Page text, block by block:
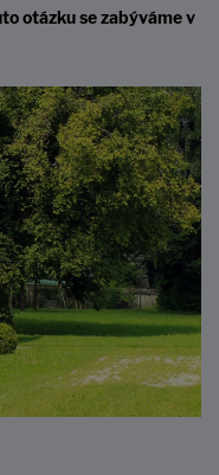
otázku se zabýváme v